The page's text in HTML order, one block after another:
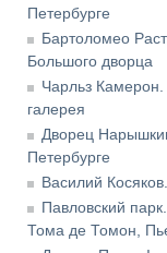
Петербурге
Бартоломео
Большого дворца
Чарльз
галерея
Дворец
Петербурге
Василий
Павловский
Тома де Томон,